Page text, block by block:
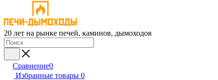
20 лет на рынке печей, каминов, дымоходов
Сравнение0
Избранные товары 0